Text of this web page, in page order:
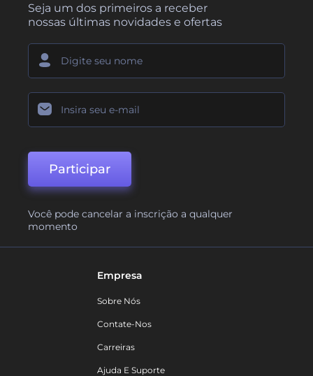
Seja um dos primeiros a receber
nossas últimas novidades e ofertas
Participar
Você pode cancelar a inscrição a qualquer
momento
Empresa
Sobre Nós
Contate-Nos
Carreiras
Ajuda E Suporte